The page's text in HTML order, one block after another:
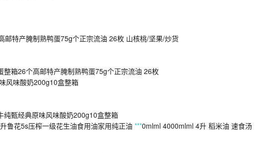
特产腌制熟鸭蛋75g个正宗流油 26枚 山核桃/坚果/炒货
箱26个高邮特产腌制熟鸭蛋75g个正宗流油 26枚
风味酸奶200g10盒整箱
甄经典原味风味酸奶200g10盒整箱
鲁花5s压榨一级花生油食用油家用纯正油 ***0mlml 4000mlml 4升 稻米油 速食汤